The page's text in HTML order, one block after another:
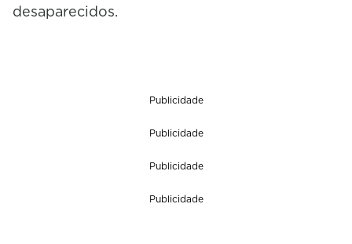
desaparecidos.
Publicidade
Publicidade
Publicidade
Publicidade